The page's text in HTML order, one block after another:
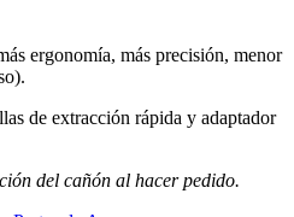
ergonomía, más precisión, menor
de extracción rápida y adaptador
del cañón al hacer pedido.